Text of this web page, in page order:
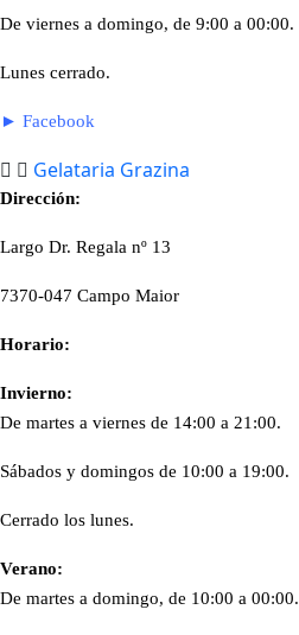
De viernes a domingo, de 9:00 a 00:00.
Lunes cerrado.
► Facebook
Gelataria Grazina
Dirección:
Largo Dr. Regala nº 13
7370-047 Campo Maior
Horario:
Invierno:
De martes a viernes de 14:00 a 21:00.
Sábados y domingos de 10:00 a 19:00.
Cerrado los lunes.
Verano:
De martes a domingo, de 10:00 a 00:00.